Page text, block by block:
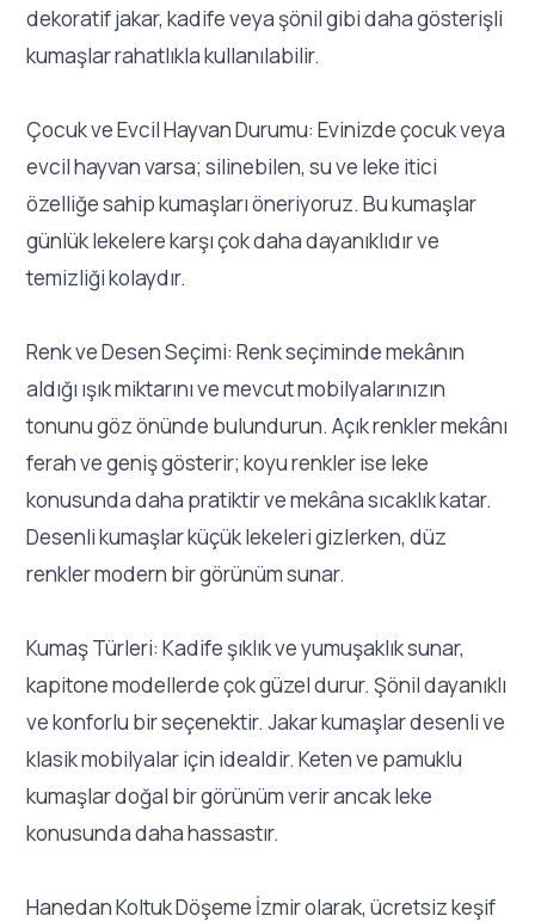
dekoratif jakar, kadife veya şönil gibi daha gösterişli
kumaşlar rahatlıkla kullanılabilir.
Çocuk ve Evcil Hayvan Durumu: Evinizde çocuk veya
evcil hayvan varsa; silinebilen, su ve leke itici
özelliğe sahip kumaşları öneriyoruz. Bu kumaşlar
günlük lekelere karşı çok daha dayanıklıdır ve
temizliği kolaydır.
Renk ve Desen Seçimi: Renk seçiminde mekânın
aldığı ışık miktarını ve mevcut mobilyalarınızın
tonunu göz önünde bulundurun. Açık renkler mekânı
ferah ve geniş gösterir; koyu renkler ise leke
konusunda daha pratiktir ve mekâna sıcaklık katar.
Desenli kumaşlar küçük lekeleri gizlerken, düz
renkler modern bir görünüm sunar.
Kumaş Türleri: Kadife şıklık ve yumuşaklık sunar,
kapitone modellerde çok güzel durur. Şönil dayanıklı
ve konforlu bir seçenektir. Jakar kumaşlar desenli ve
klasik mobilyalar için idealdir. Keten ve pamuklu
kumaşlar doğal bir görünüm verir ancak leke
konusunda daha hassastır.
Hanedan Koltuk Döşeme İzmir olarak, ücretsiz keşif